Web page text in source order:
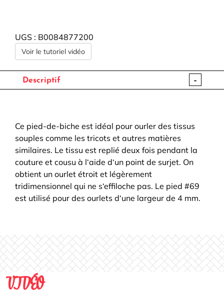
-
Ourleur
et
tricot
UGS : B0084877200
Voir le tutoriel vidéo
Descriptif -
Ce pied-de-biche est idéal pour ourler des tissus
souples comme les tricots et autres matières
similaires. Le tissu est replié deux fois pendant la
couture et cousu à l‘aide d‘un point de surjet. On
obtient un ourlet étroit et légèrement
tridimensionnel qui ne s‘effiloche pas. Le pied #69
est utilisé pour des ourlets d‘une largeur de 4 mm.
VIDÉO